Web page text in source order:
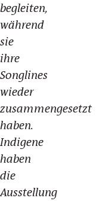
begleiten,
während
sie
ihre
Songlines
wieder
zusammengesetzt
haben.
Indigene
haben
die
Ausstellung